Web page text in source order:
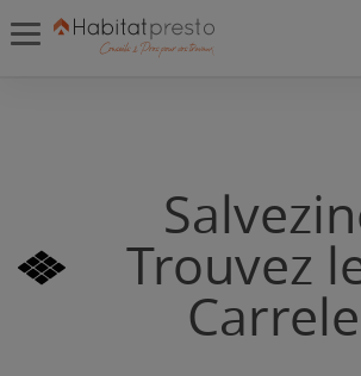
Trouvez